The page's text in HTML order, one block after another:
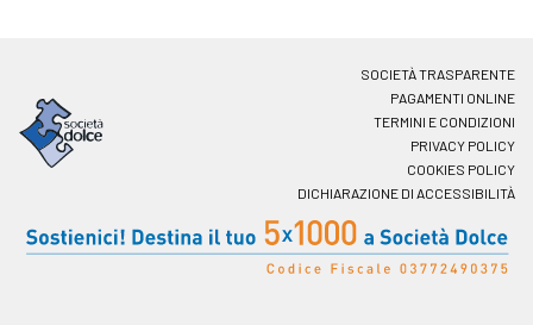
SOCIETÀ TRASPARENTE
PAGAMENTI ONLINE
TERMINI E CONDIZIONI
PRIVACY POLICY
COOKIES POLICY
DICHIARAZIONE DI ACCESSIBILITÀ